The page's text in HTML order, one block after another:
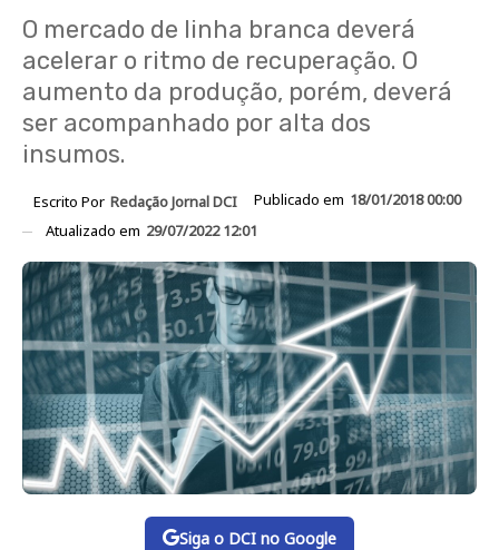
O mercado de linha branca deverá
acelerar o ritmo de recuperação. O
aumento da produção, porém, deverá
ser acompanhado por alta dos
insumos.
Escrito Por Redação Jornal DCI Publicado em 18/01/2018 00:00
Atualizado em 29/07/2022 12:01
Siga o DCI no Google